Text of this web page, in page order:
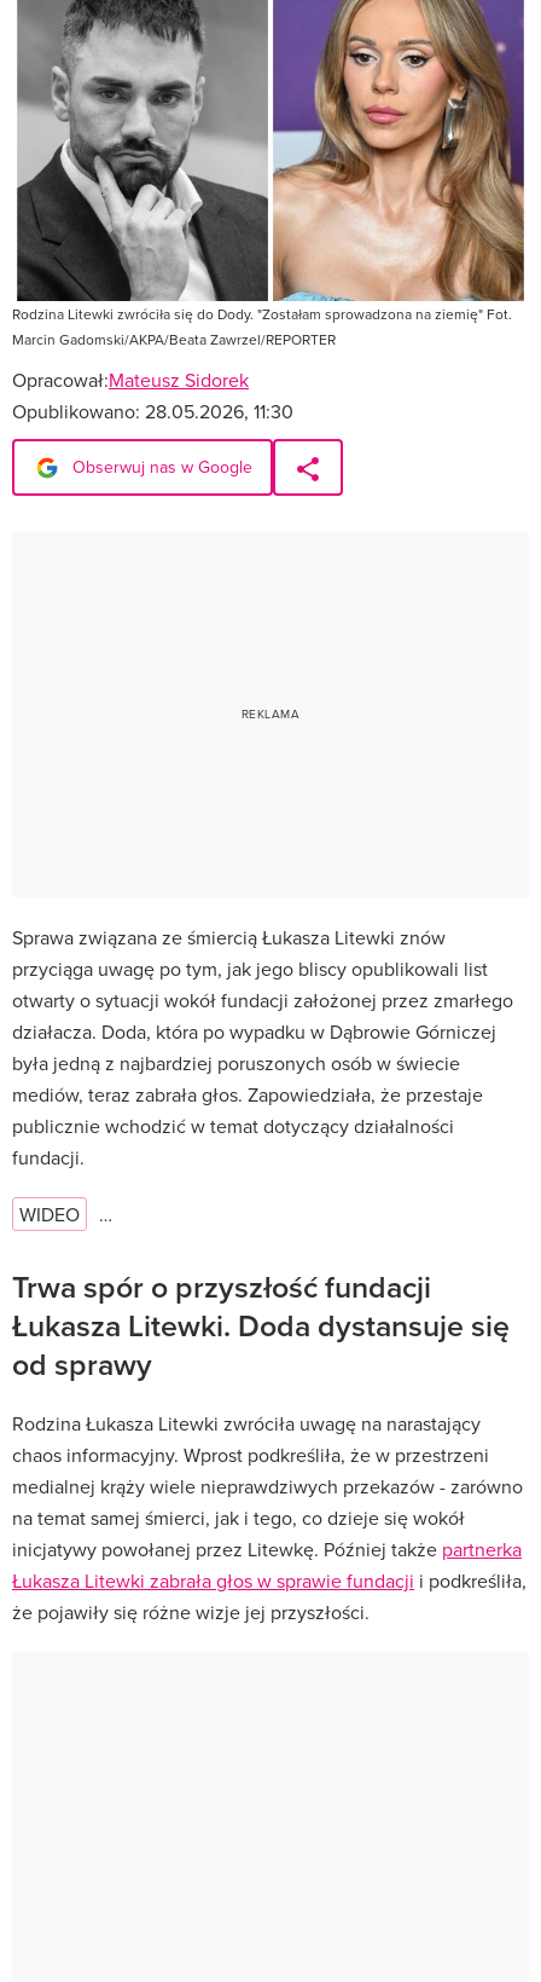
Rodzina Litewki zwróciła się do Dody. "Zostałam sprowadzona na ziemię" Fot.
Marcin Gadomski/AKPA/Beata Zawrzel/REPORTER
Opracował:Mateusz Sidorek
Opublikowano: 28.05.2026, 11:30
Obserwuj nas w Google
Sprawa związana ze śmiercią Łukasza Litewki znów
przyciąga uwagę po tym, jak jego bliscy opublikowali list
otwarty o sytuacji wokół fundacji założonej przez zmarłego
działacza. Doda, która po wypadku w Dąbrowie Górniczej
była jedną z najbardziej poruszonych osób w świecie
mediów, teraz zabrała głos. Zapowiedziała, że przestaje
publicznie wchodzić w temat dotyczący działalności
fundacji.
WIDEO …
Trwa spór o przyszłość fundacji
Łukasza Litewki. Doda dystansuje się
od sprawy
Rodzina Łukasza Litewki zwróciła uwagę na narastający
chaos informacyjny. Wprost podkreśliła, że w przestrzeni
medialnej krąży wiele nieprawdziwych przekazów - zarówno
na temat samej śmierci, jak i tego, co dzieje się wokół
inicjatywy powołanej przez Litewkę. Później także partnerka
Łukasza Litewki zabrała głos w sprawie fundacji i podkreśliła,
że pojawiły się różne wizje jej przyszłości.